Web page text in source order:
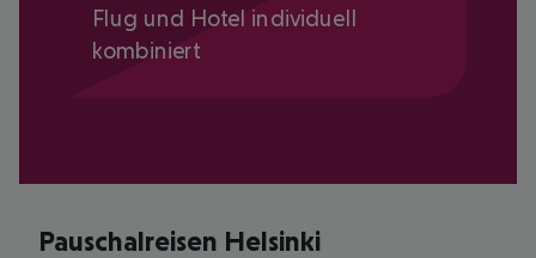
Flug und Hotel individuell
kombiniert
Pauschalreisen Helsinki